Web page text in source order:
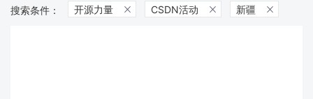
开源力量  CSDN活动  新疆 